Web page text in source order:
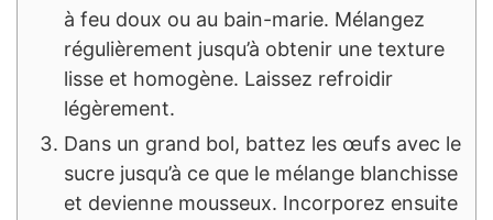
à feu doux ou au bain-marie. Mélangez
régulièrement jusqu’à obtenir une texture
lisse et homogène. Laissez refroidir
légèrement.
Dans un grand bol, battez les œufs avec le
sucre jusqu’à ce que le mélange blanchisse
et devienne mousseux. Incorporez ensuite